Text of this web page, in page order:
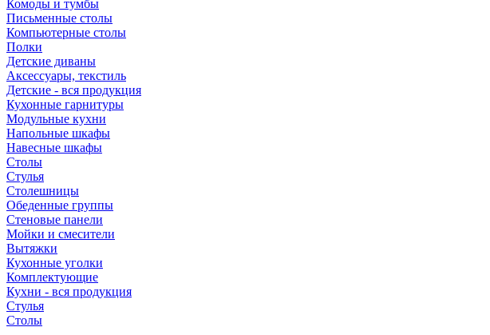
Комоды и тумбы
Письменные столы
Компьютерные столы
Полки
Детские диваны
Аксессуары, текстиль
Детские - вся продукция
Кухонные гарнитуры
Модульные кухни
Напольные шкафы
Навесные шкафы
Столы
Стулья
Столешницы
Обеденные группы
Стеновые панели
Мойки и смесители
Вытяжки
Кухонные уголки
Комплектующие
Кухни - вся продукция
Стулья
Столы